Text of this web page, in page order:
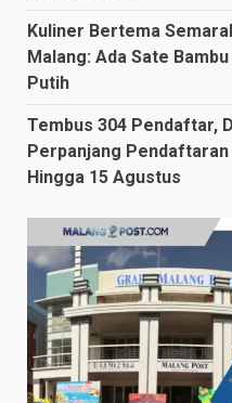
Kuliner Bertema
Malang: Ada Sate
Putih
Tembus 304 Pendaftar,
Perpanjang
Hingga 15 Agustus